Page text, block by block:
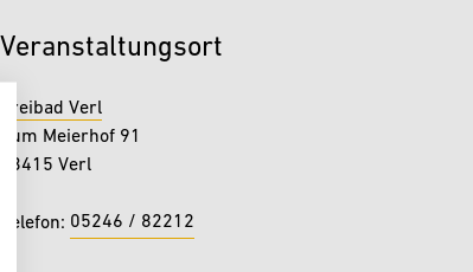
Veranstaltungsort
Freibad Verl
Zum Meierhof 91
33415 Verl
Telefon: 05246 / 82212